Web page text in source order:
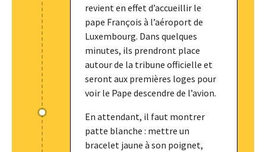
revient en effet d’accueillir le
pape François à l’aéroport de
Luxembourg. Dans quelques
minutes, ils prendront place
autour de la tribune officielle et
seront aux premières loges pour
voir le Pape descendre de l’avion.
En attendant, il faut montrer
patte blanche : mettre un
bracelet jaune à son poignet,